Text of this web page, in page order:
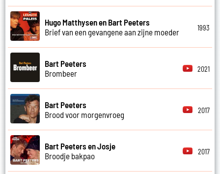
Hugo Matthysen en Bart Peeters
Brief van een gevangene aan zijne moeder
1993
Bart Peeters
Brombeer
2021
Bart Peeters
Brood voor morgenvroeg
2017
Bart Peeters en Josje
Broodje bakpao
2017